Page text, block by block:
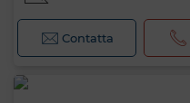
Contatta